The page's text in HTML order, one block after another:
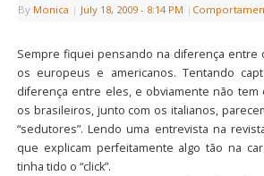
By Monica | July 18, 2009 - 8:14 PM |
Sempre fiquei pensando na diferença entre
os europeus e americanos. Tentando
diferença entre eles, e obviamente não tem
os brasileiros, junto com os italianos,
“sedutores”. Lendo uma entrevista na
que explicam perfeitamente algo tão na
tinha tido o “click”.